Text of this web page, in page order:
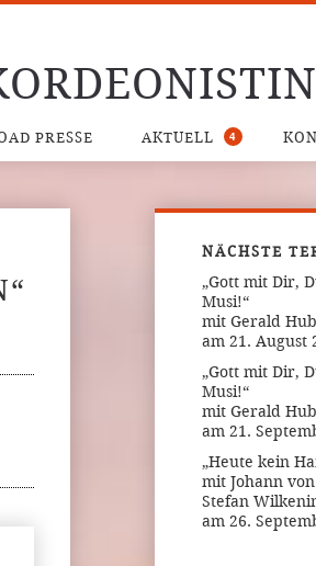
PRESSE AKTUELL 4
NÄCHSTE
„Gott mit Dir,
Musi!“
mit Gerald
am 21. August
„Gott mit Dir,
Musi!“
mit Gerald
am 21.
„Heute kein
mit Johann
Stefan
am 26.